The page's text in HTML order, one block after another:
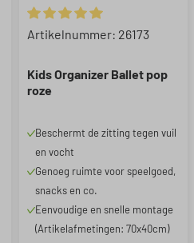
Gemiddelde waardering van
Artikelnummer: 26173
Kids Organizer Ballet pop
roze
Beschermt de zitting tegen vuil
en vocht
Genoeg ruimte voor speelgoed,
snacks en co.
Eenvoudige en snelle montage
(Artikelafmetingen: 70x40cm)